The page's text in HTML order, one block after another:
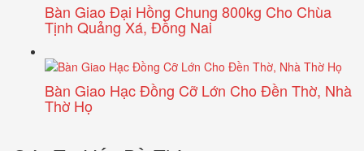
Bàn Giao Đại Hồng Chung 800kg Cho Chùa
Tịnh Quảng Xá, Đồng Nai
Bàn Giao Hạc Đồng Cỡ Lớn Cho Đền Thờ, Nhà
Thờ Họ